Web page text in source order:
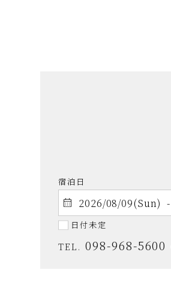
宿泊日
日付未定
TEL.098-968-5600